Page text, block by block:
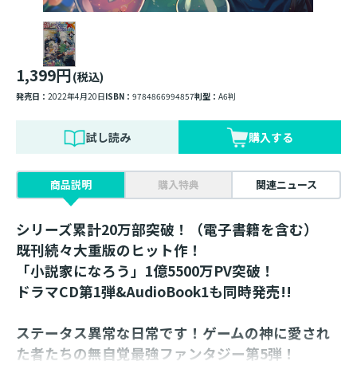
1,399円(税込)
発売日： 2022年4月20日ISBN： 9784866994857判型： A6判
試し読み 購入する
商品説明 購入特典 関連ニュース
シリーズ累計20万部突破！（電子書籍を含む）
既刊続々大重版のヒット作！
「小説家になろう」1億5500万PV突破！
ドラマCD第1弾&AudioBook1も同時発売!!
ステータス異常な日常です！ゲームの神に愛され
た者たちの無自覚最強ファンタジー第5弾！